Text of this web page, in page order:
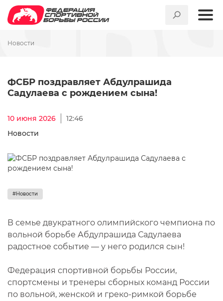
Новости
ФСБР поздравляет Абдулрашида
Садулаева с рождением сына!
10 июня 2026
12:46
Новости
#Новости
В семье двукратного олимпийского чемпиона по
вольной борьбе Абдулрашида Садулаева
радостное событие — у него родился сын!
Федерация спортивной борьбы России,
спортсмены и тренеры сборных команд России
по вольной, женской и греко-римкой борьбе